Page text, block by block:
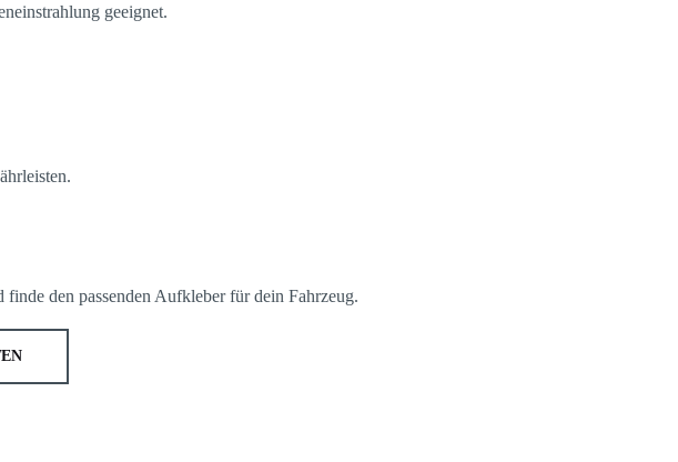
geeignet.
finde den passenden Aufkleber für dein Fahrzeug.